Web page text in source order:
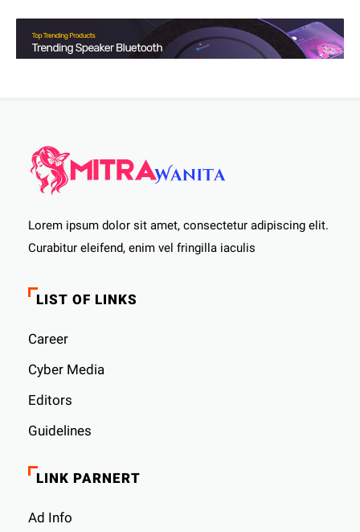
Lorem ipsum dolor sit amet, consectetur adipiscing elit.
Curabitur eleifend, enim vel fringilla iaculis
LIST OF LINKS
Career
Cyber ​​Media
Editors
Guidelines
LINK PARNERT
Ad Info